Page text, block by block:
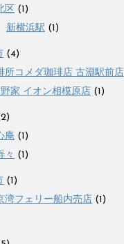
区 (1)
新横浜駅 (1)
(4)
所コメダ珈琲店 古淵駅前店
家 イオン相模原店 (1)
庵 (1)
々 (1)
(1)
湾フェリー船内売店 (1)